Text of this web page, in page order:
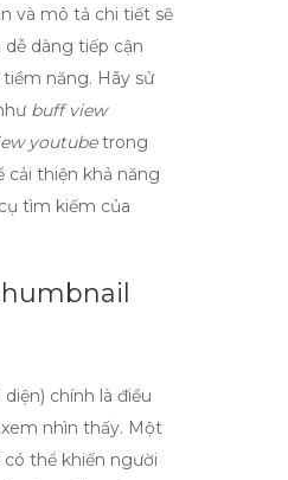
và mô tả chi tiết sẽ
dàng tiếp cận
năng. Hãy sử
buff view
youtubetrong
cải thiện khả năng
tìm kiếm của
chính là điều
nhìn thấy. Một
thể khiến người